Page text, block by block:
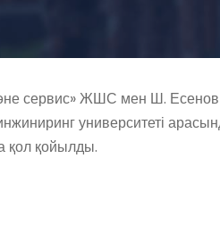
сервис» ЖШС мен Ш. Есенов
университеті
қол қойылды.